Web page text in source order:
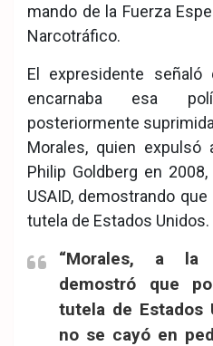
mando de la Fuerza
Narcotráfico.
El expresidente
encarnaba esa
posteriormente
Morales, quien expulsó
Philip Goldberg en
USAID, demostrando
tutela de Estados Unidos.
“Morales, a la
demostró que
tutela de Estados
no se cayó en